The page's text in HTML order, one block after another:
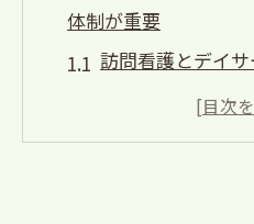
体制が重要
訪問看護とデイ
医療機関との連